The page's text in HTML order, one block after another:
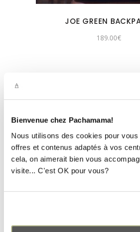
Bienvenue chez Pachamama!
Nous utilisons des cookies pour vous
offres et contenus adaptés à vos
cela, on aimerait bien vous
visite... C'est OK pour vous?
JOE GREEN
189.00€